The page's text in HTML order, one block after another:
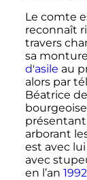
Le comte
reconnaît
travers
sa
d'asile au
alors par
Béatrice
arborant
est avec
avec
en l’an 1992